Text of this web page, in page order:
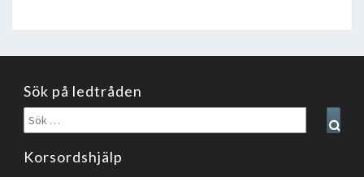
Sök på ledtråden
Sök
efter:
Korsordshjälp